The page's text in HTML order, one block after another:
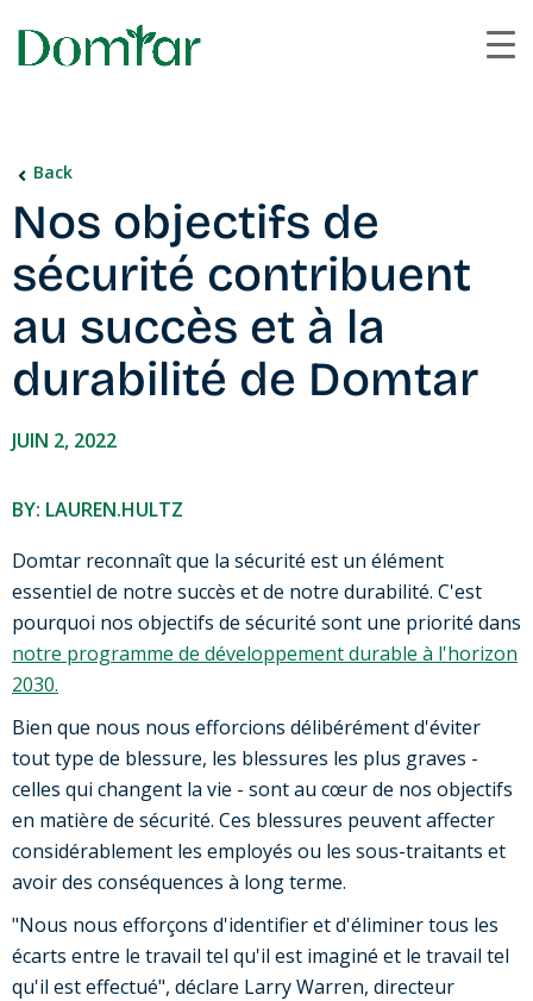
Back
Nos objectifs de
sécurité contribuent
au succès et à la
durabilité de Domtar
JUIN 2, 2022
BY: LAUREN.HULTZ
Domtar reconnaît que la sécurité est un élément
essentiel de notre succès et de notre durabilité. C'est
pourquoi nos objectifs de sécurité sont une priorité dans
notre programme de développement durable à l'horizon
2030.
Bien que nous nous efforcions délibérément d'éviter
tout type de blessure, les blessures les plus graves -
celles qui changent la vie - sont au cœur de nos objectifs
en matière de sécurité. Ces blessures peuvent affecter
considérablement les employés ou les sous-traitants et
avoir des conséquences à long terme.
"Nous nous efforçons d'identifier et d'éliminer tous les
écarts entre le travail tel qu'il est imaginé et le travail tel
qu'il est effectué", déclare Larry Warren, directeur